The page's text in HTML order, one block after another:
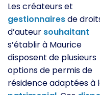
Les créateurs et
gestionnairesde
d’auteur souhaitant
s’établir à Maurice
disposent de plusieurs
options de permis de
résidence adaptées à